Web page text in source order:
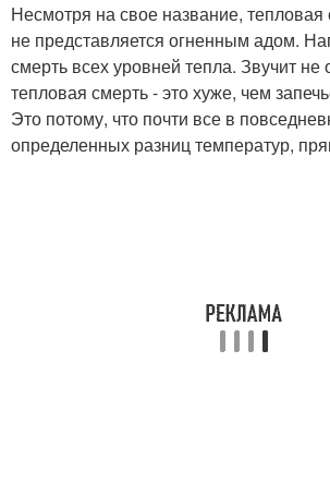
Несмотря на свое название, тепловая
не представляется огненным адом.
смерть всех уровней тепла. Звучит
тепловая смерть - это хуже, чем
Это потому, что почти все в
определенных разниц температур,